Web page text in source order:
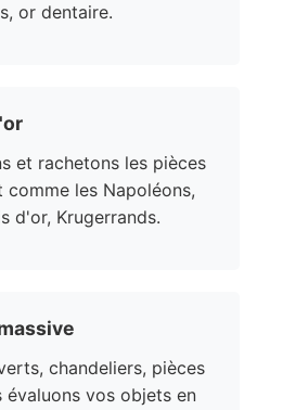
or dentaire.
et rachetons les pièces
comme les Napoléons,
d'or, Krugerrands.
chandeliers, pièces
évaluons vos objets en